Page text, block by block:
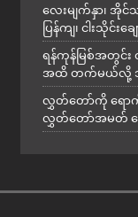
လေးမျက်နှာ၊ အို
ပြန်ကျ၊ ငါးသိုင်း
ရန်ကုန်မြစ်အတွင်း
အထိ တက်မယ်လို့
လွှတ်တော်ကို ရော
လွှတ်တော်အမတ် အ